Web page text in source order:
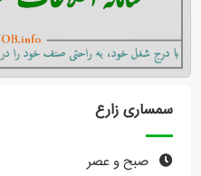
معرفی ما
تعرفه ها
راهنما
ورود یا عضویت
سمساری زارع
صبح و عصر